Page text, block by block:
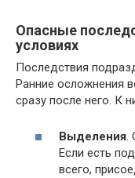
Опасные
условиях
Последствия
Ранние осложнения
сразу после него. К
Выделения.
Если есть
всего,